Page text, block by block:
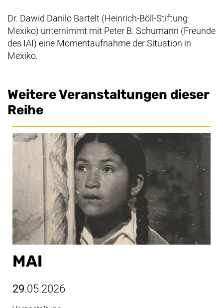
Dr. Dawid Danilo Bartelt (Heinrich-Böll-Stiftung
Mexiko) unternimmt mit Peter B. Schumann (Freunde
des IAI) eine Momentaufnahme der Situation in
Mexiko.
Weitere Veranstaltungen dieser
Reihe
MAI
29.05.2026